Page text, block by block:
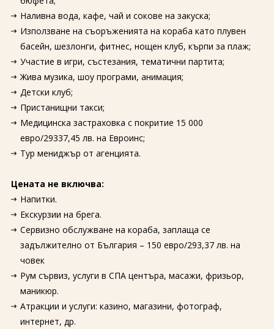
Наливна вода, кафе, чай и сокове на закуска;
Използване на съоръженията на кораба като плувен
басейн, шезлонги, фитнес, нощен клуб, кърпи за плаж;
Участие в игри, състезания, тематични партита;
Жива музика, шоу програми, анимация;
Детски клуб;
Пристанищни такси;
Медицинска застраховка с покритие 15 000
евро/29337,45 лв. на Евроинс;
Тур мениджър от агенцията.
Цената не включва:
Напитки.
Екскурзии на брега.
Сервизно обслужване на кораба, заплаща се
задължително от България – 150 евро/293,37 лв. на
човек
Рум сървиз, услуги в СПА центъра, масажи, фризьор,
маникюр.
Атракции и услуги: казино, магазини, фотограф,
интернет, др.